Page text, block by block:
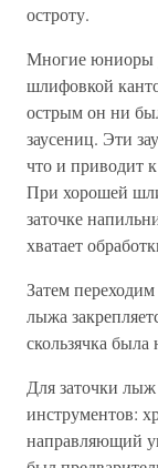
остроту.
Многие юниоры
шлифовкой
острым он ни
заусениц. Эти
что и приводит
При хорошей
заточке
хватает
Затем
лыжа
скользячка
Для заточки
инструментов:
направляющий